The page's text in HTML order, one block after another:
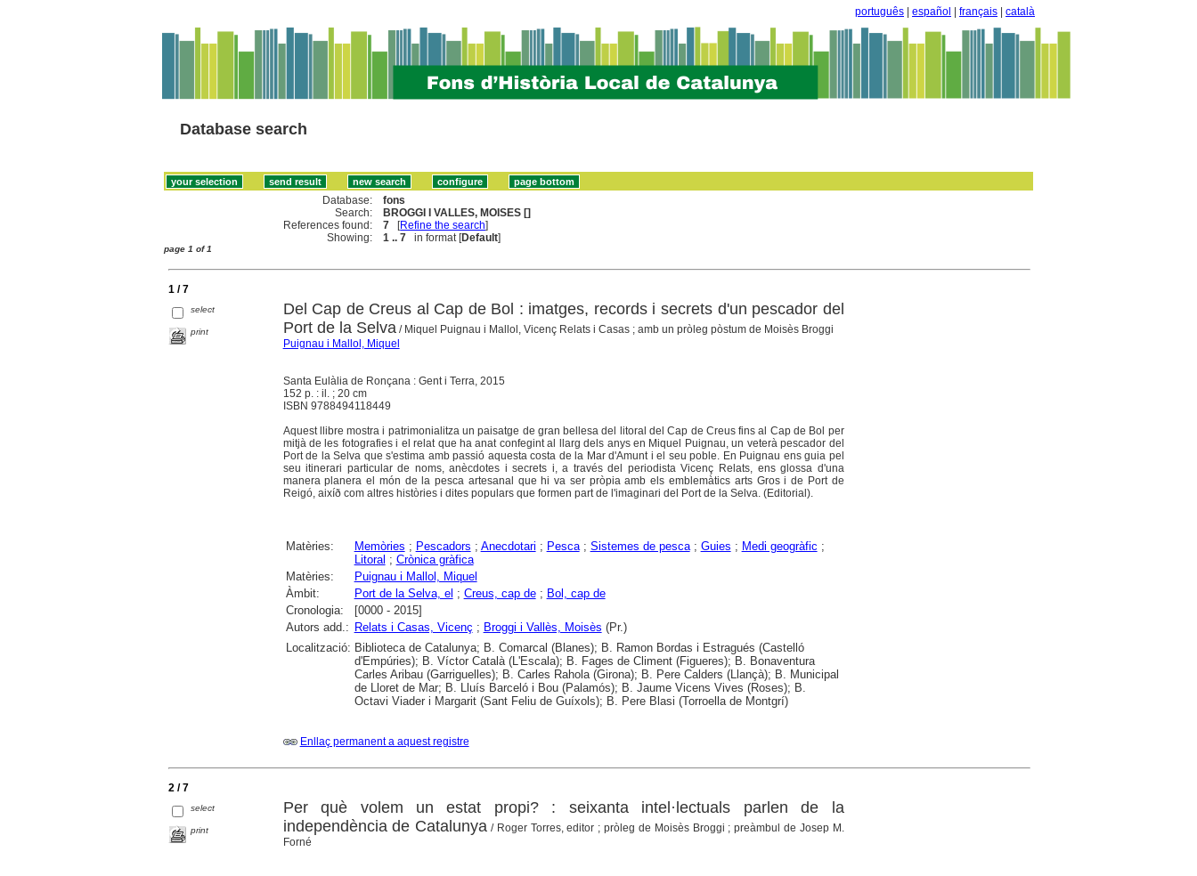
português español français català
Database search
Database:
fons
Search:
BROGGI I VALLES, MOISES []
References found:
7 [Refine the search]
Showing:
1 .. 7 in format [Default]
page 1 of 1
1 / 7
select
print
Del Cap de Creus al Cap de Bol : imatges, records i secrets d'un pescador del
Port de la Selva/ Miquel Puignau i Mallol, Vicenç Relats i Casas ; amb un pròleg pòstum de Moisès Broggi
Puignau i Mallol, Miquel
Santa Eulàlia de Ronçana : Gent i Terra, 2015
152 p. : il. ; 20 cm
ISBN 9788494118449
Aquest llibre mostra i patrimonialitza un paisatge de gran bellesa del litoral del Cap de Creus fins al Cap de Bol per
mitjà de les fotografies i el relat que ha anat confegint al llarg dels anys en Miquel Puignau, un veterà pescador del
Port de la Selva que s'estima amb passió aquesta costa de la Mar d'Amunt i el seu poble. En Puignau ens guia pel
seu itinerari particular de noms, anècdotes i secrets i, a través del periodista Vicenç Relats, ens glossa d'una
manera planera el món de la pesca artesanal que hi va ser pròpia amb els emblemàtics arts Gros i de Port de
Reigó, aixíð com altres històries i dites populars que formen part de l'imaginari del Port de la Selva. (Editorial).
Matèries: Memòries ; Pescadors ; Anecdotari ; Pesca; Sistemes de pesca; Guies ; Medi geogràfic ;
Litoral ; Crònica gràfica
Matèries:
Puignau i Mallol, Miquel
Àmbit:
Port de la Selva, el ; Creus, cap de; Bol, cap de
Cronologia:
[0000 - 2015]
Autors add.: Relats i Casas, Vicenç ; Broggi i Vallès, Moisès (Pr.)
Localització: Biblioteca de Catalunya; B. Comarcal (Blanes); B. Ramon Bordas i Estragués (Castelló
d'Empúries); B. Víctor Català (L'Escala); B. Fages de Climent (Figueres); B. Bonaventura
Carles Aribau (Garriguelles); B. Carles Rahola (Girona); B. Pere Calders (Llançà); B. Municipal
de Lloret de Mar; B. Lluís Barceló i Bou (Palamós); B. Jaume Vicens Vives (Roses); B.
Octavi Viader i Margarit (Sant Feliu de Guíxols); B. Pere Blasi (Torroella de Montgrí)
Enllaç permanent a aquest registre
2 / 7
select
print
Per què volem un estat propi? : seixanta intel·lectuals parlen de la
independència de Catalunya / Roger Torres, editor ; pròleg de Moisès Broggi ; preàmbul de Josep M.
Forné